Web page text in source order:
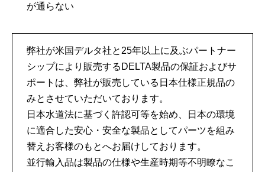
が通らない
弊社が米国デルタ社と25年以上に及ぶパートナー
シップにより販売するDELTA製品の保証およびサ
ポートは、弊社が販売している日本仕様正規品の
みとさせていただいております。
日本水道法に基づく許認可等を始め、日本の環境
に適合した安心・安全な製品としてパーツを組み
替えお客様のもとへお届けしております。
並行輸入品は製品の仕様や生産時期等不明瞭なこ